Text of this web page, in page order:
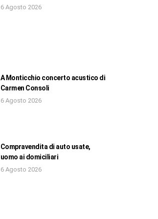
6 Agosto 2026
A Monticchio concerto acustico di
Carmen Consoli
6 Agosto 2026
Compravendita di auto usate,
uomo ai domiciliari
6 Agosto 2026